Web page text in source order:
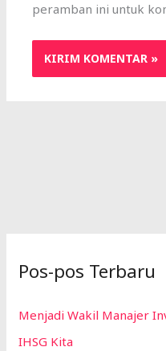
peramban ini untuk
Pos-pos Terbaru
Menjadi Wakil Manajer
IHSG Kita